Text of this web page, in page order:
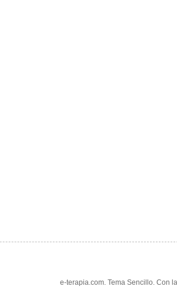
e-terapia.com. Tema Sencillo. Con